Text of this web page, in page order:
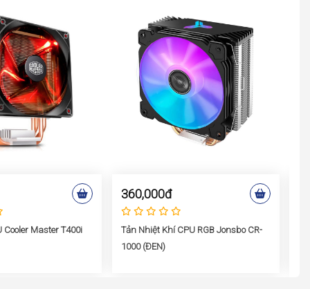
Cooler Master T400i
360,000đ
Tản Nhiệt Khí CPU RGB Jonsbo CR-
1000 (ĐEN)